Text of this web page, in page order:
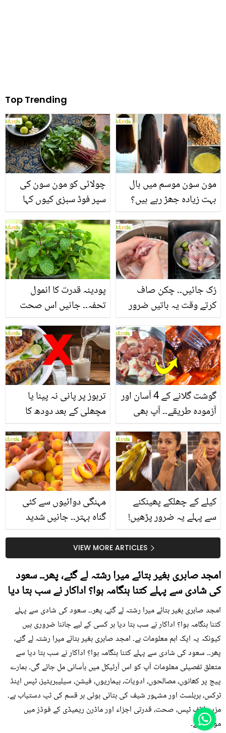
Top Trending
چولائی کو مون سون کی
سپر فوڈ سبزی کیوں کہا
منرلز اور اینٹی آکسیڈنٹس
سے بھرپور اس سبزی کے
فائدے
مون سون موسم میں بال
بہت زیادہ جھڑ رہے ہیں؟
بنانے کے چند قدرتی طریقے
پودینہ قدرت کا انمول
تحفہ۔۔ جانیں اس صحت
انگیز طبی فوائد
رُک جائیں۔۔ چکن صاف
کرتے وقت یہ باتیں ضرور
تربوز پر پانی نہ پینا یا
مچھلی کے بعد دودھ کا
سے متعلق غلط فہمیوں کی
حقیقت کیا ہے اور افواہ
کیا؟
گوشت گلانے کے 4 آسان اور
آزمودہ طریقے۔۔ آپ بھی
بتائے راز
مہنگی دوائیوں سے کئی
گناہ بہتر۔۔ جانیں شدید
کیوں کھانا چاہیے؟
کیلے کے چھلکے پھینکنے
سے پہلے یہ ضرور پڑھیں!
سستا اور قدرتی حلVIEW MORE ARTICLES
امجد صابری بغیر بتائے میرا رشتہ لے گئے، پھر۔۔ سعود
کی شادی سے پہلے کتنا ہنگامہ ہوا؟ اداکار نے سب بتا دیا
امجد صابری بغیر بتائے میرا رشتہ لے گئے، پھر۔۔ سعود کی شادی سے پہلے
کتنا ہنگامہ ہوا؟ اداکار نے سب بتا دیا ہر کسی کے لیے جاننا ضروری ہیں
کیونکہ یہ ایک اہم معلومات ہے۔ امجد صابری بغیر بتائے میرا رشتہ لے گئے،
پھر۔۔ سعود کی شادی سے پہلے کتنا ہنگامہ ہوا؟ اداکار نے سب بتا دیا سے
متعلق تفصیلی معلومات آپ کو اس آرٹیکل میں بآسانی مل جائے گی۔ ہمارے
پیج پر کھانوں، مصالحوں، ادویات، بیماریوں، فیشن، سیلیبریٹیز، ٹپس اینڈ
ٹرکس، ہربلسٹ اور مشہور شیف کی بتائی ہوئی ہر قسم کی ٹپ دستیاب ہے۔
مزید لائف ٹپس، صحت، قدرتی اجزاء اور ماڈرن ریمیڈی کے فوڈز میں
موجود ہے۔